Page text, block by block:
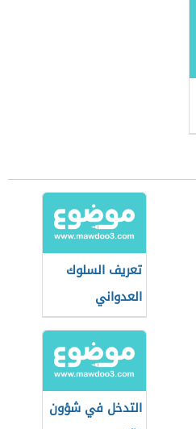
تعريف السلوك
العدواني
التدخل في شؤون